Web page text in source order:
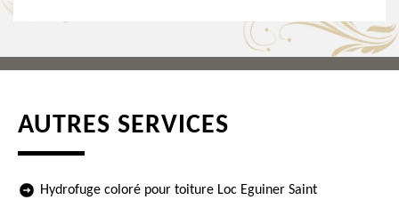
AUTRES SERVICES
Hydrofuge coloré pour toiture Loc Eguiner Saint